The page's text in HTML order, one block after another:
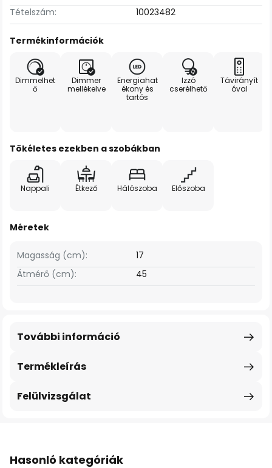
Tételszám:
10023482
Termékinformációk
Dimmelhet
ő
Dimmer
mellékelve
Energiahat
ékony és
tartós
Izzó
cserélhető
Távirányít
óval
Tökéletes ezekben a szobákban
Nappali Étkező Hálószoba Előszoba
Méretek
Magasság (cm):
17
Átmérő (cm):
45
Termékleírás
További információ
Felülvizsgálat
Hasonló kategóriák